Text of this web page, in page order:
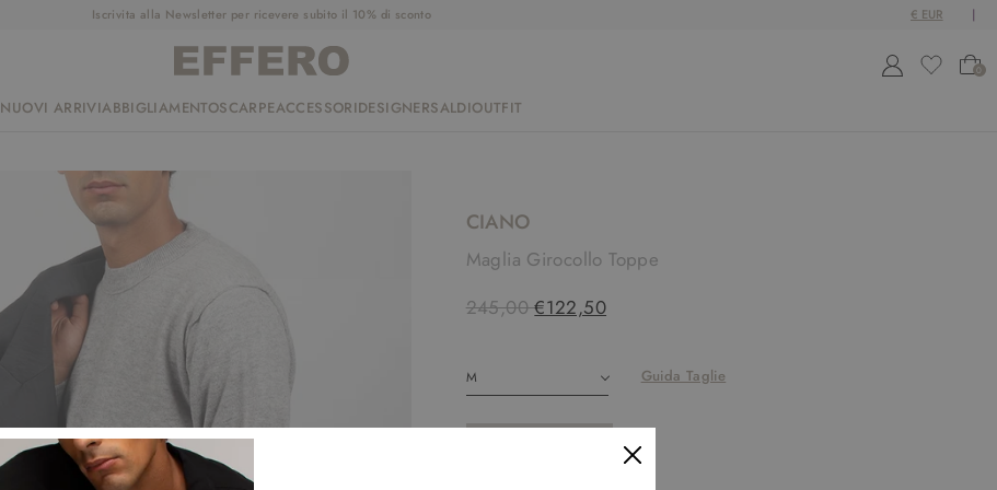
Iscrivita alla Newsletter per ricevere subito il 10% di sconto
0
NUOVI ARRIVIABBIGLIAMENTOSCARPEACCESSORIDESIGNERSALDIOUTFIT
CIANO
Maglia Girocollo Toppe
245,00 €122,50
Guida Taglie